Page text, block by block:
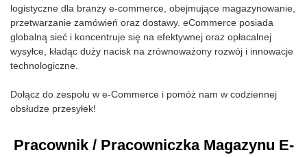
logistyczne dla branży e-commerce, obejmujące magazynowanie,
przetwarzanie zamówień oraz dostawy. eCommerce posiada
globalną sieć i koncentruje się na efektywnej oraz opłacalnej
wysyłce, kładąc duży nacisk na zrównoważony rozwój i innowacje
technologiczne.
Dołącz do zespołu w e-Commerce i pomóż nam w codziennej
obsłudze przesyłek!
Pracownik / Pracowniczka Magazynu E-